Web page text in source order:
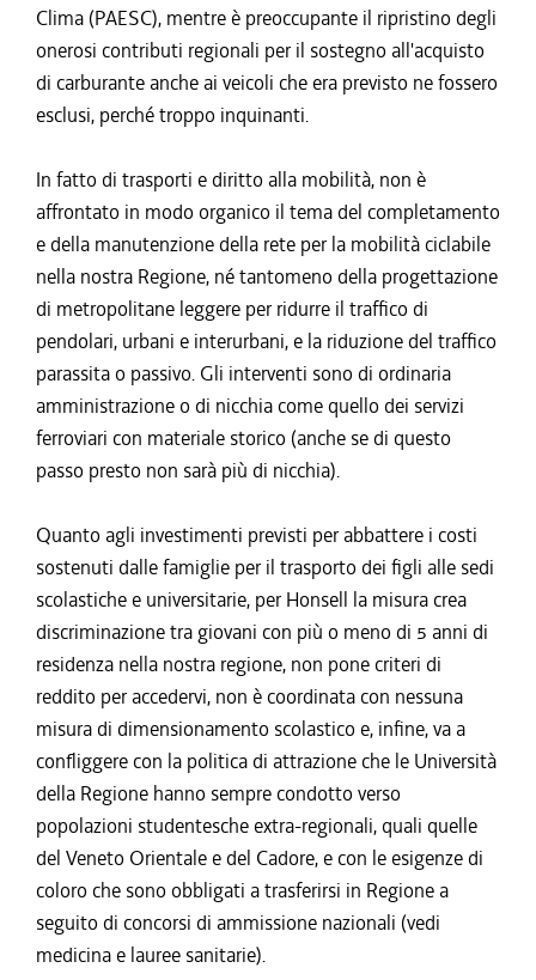
Clima (PAESC), mentre è preoccupante il ripristino degli
onerosi contributi regionali per il sostegno all'acquisto
di carburante anche ai veicoli che era previsto ne fossero
esclusi, perché troppo inquinanti.
In fatto di trasporti e diritto alla mobilità, non è
affrontato in modo organico il tema del completamento
e della manutenzione della rete per la mobilità ciclabile
nella nostra Regione, né tantomeno della progettazione
di metropolitane leggere per ridurre il traffico di
pendolari, urbani e interurbani, e la riduzione del traffico
parassita o passivo. Gli interventi sono di ordinaria
amministrazione o di nicchia come quello dei servizi
ferroviari con materiale storico (anche se di questo
passo presto non sarà più di nicchia).
Quanto agli investimenti previsti per abbattere i costi
sostenuti dalle famiglie per il trasporto dei figli alle sedi
scolastiche e universitarie, per Honsell la misura crea
discriminazione tra giovani con più o meno di 5 anni di
residenza nella nostra regione, non pone criteri di
reddito per accedervi, non è coordinata con nessuna
misura di dimensionamento scolastico e, infine, va a
confliggere con la politica di attrazione che le Università
della Regione hanno sempre condotto verso
popolazioni studentesche extra-regionali, quali quelle
del Veneto Orientale e del Cadore, e con le esigenze di
coloro che sono obbligati a trasferirsi in Regione a
seguito di concorsi di ammissione nazionali (vedi
medicina e lauree sanitarie).